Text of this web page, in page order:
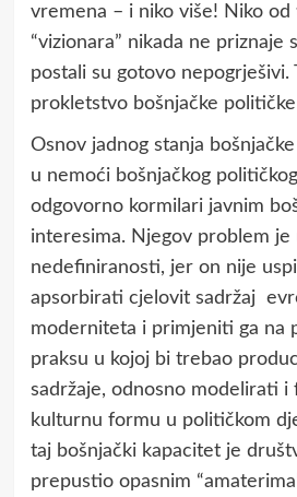
vremena – i niko više! Niko od
“vizionara” nikada ne priznaje
postali su gotovo nepogrješivi.
prokletstvo bošnjačke
Osnov jadnog stanja
u nemoći bošnjačkog
odgovorno kormilari javnim
interesima. Njegov problem
nedefiniranosti, jer on nije
apsorbirati cjelovit sadržaj
moderniteta i primjeniti ga na
praksu u kojoj bi trebao
sadržaje, odnosno modelirati
kulturnu formu u političkom
taj bošnjački kapacitet je
prepustio opasnim